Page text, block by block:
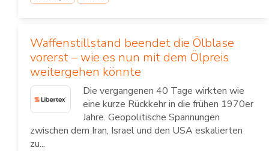
Waffenstillstand beendet die Ölblase
vorerst – wie es nun mit dem Ölpreis
weitergehen könnte
Die vergangenen 40 Tage wirkten wie
eine kurze Rückkehr in die frühen 1970er
Jahre. Geopolitische Spannungen
zwischen dem Iran, Israel und den USA eskalierten
zu...